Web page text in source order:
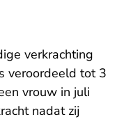
verkrachting
veroordeeld tot 3
vrouw in juli
nadat zij